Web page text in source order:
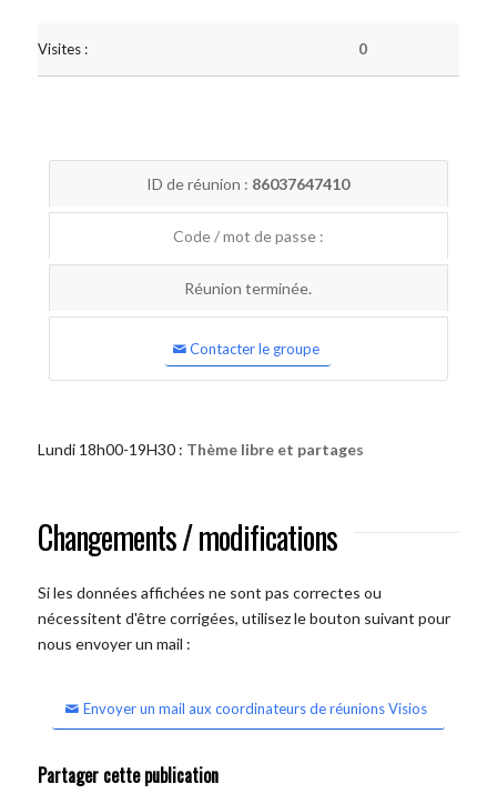
Visites : 0
ID de réunion : 86037647410
Code / mot de passe :
Réunion terminée.
Contacter le groupe
Lundi 18h00-19H30 : Thème libre et partages
Changements / modifications
Si les données affichées ne sont pas correctes ou
nécessitent d'être corrigées, utilisez le bouton suivant pour
nous envoyer un mail :
Envoyer un mail aux coordinateurs de réunions Visios
Partager cette publication